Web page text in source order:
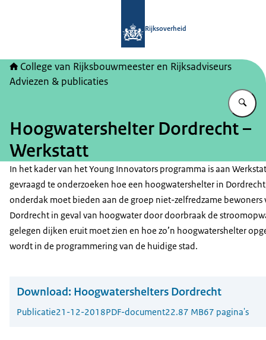
Rijksoverheid
College van Rijksbouwmeester en Rijksadviseurs
Adviezen & publicaties
Hoogwatershelter Dordrecht –
Werkstatt
In het kader van het Young Innovators programma is aan
gevraagd te onderzoeken hoe een hoogwatershelter in
onderdak moet bieden aan de groep niet-zelfredzame bewoners
Dordrecht in geval van hoogwater door doorbraak de
gelegen dijken eruit moet zien en hoe zo’n hoogwatershelter
wordt in de programmering van de huidige stad.
Download: Hoogwatershelters Dordrecht
Publicatie21-12-2018PDF-document22.87 MB67 pagina's